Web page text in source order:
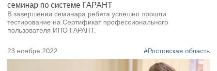
семинар по системе ГАРАНТ
В завершении семинара ребята успешно прошли
тестирование на Сертификат профессионального
пользователя ИПО ГАРАНТ.
23 ноября 2022 #Ростовская область